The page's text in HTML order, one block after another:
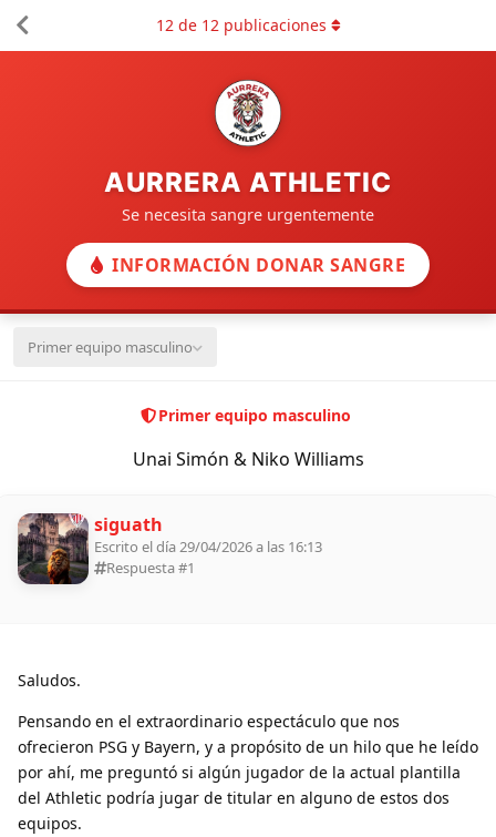
AURRERA ATHLETIC
Se necesita sangre urgentemente
INFORMACIÓN DONAR SANGRE
Primer equipo masculino
Primer equipo masculino
Unai Simón & Niko Williams
12de 12publicaciones
siguath
Escrito el día 29/04/2026 a las 16:13
Respuesta #1
Saludos.
Pensando en el extraordinario espectáculo que nos
ofrecieron PSG y Bayern, y a propósito de un hilo que he leído
por ahí, me preguntó si algún jugador de la actual plantilla
del Athletic podría jugar de titular en alguno de estos dos
equipos.